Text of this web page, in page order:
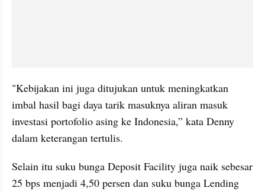
"Kebijakan ini juga ditujukan untuk meningkatkan
imbal hasil bagi daya tarik masuknya aliran masuk
investasi portofolio asing ke Indonesia,” kata Denny
dalam keterangan tertulis.
Selain itu suku bunga Deposit Facility juga naik sebesar
25 bps menjadi 4,50 persen dan suku bunga Lending